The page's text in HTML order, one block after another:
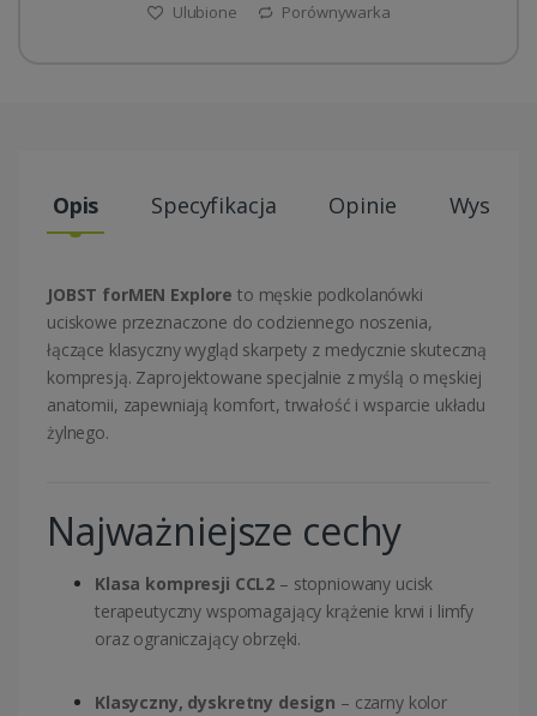
Ulubione Porównywarka
Opis Specyfikacja Opinie Wysyłki
JOBST forMEN Explore to męskie podkolanówki
uciskowe przeznaczone do codziennego noszenia,
łączące klasyczny wygląd skarpety z medycznie skuteczną
kompresją. Zaprojektowane specjalnie z myślą o męskiej
anatomii, zapewniają komfort, trwałość i wsparcie układu
żylnego.
Najważniejsze cechy
Klasa kompresji CCL2 – stopniowany ucisk
terapeutyczny wspomagający krążenie krwi i limfy
oraz ograniczający obrzęki.
Klasyczny, dyskretny design – czarny kolor